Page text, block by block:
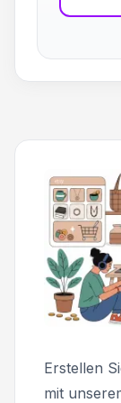
Erstellen
mit